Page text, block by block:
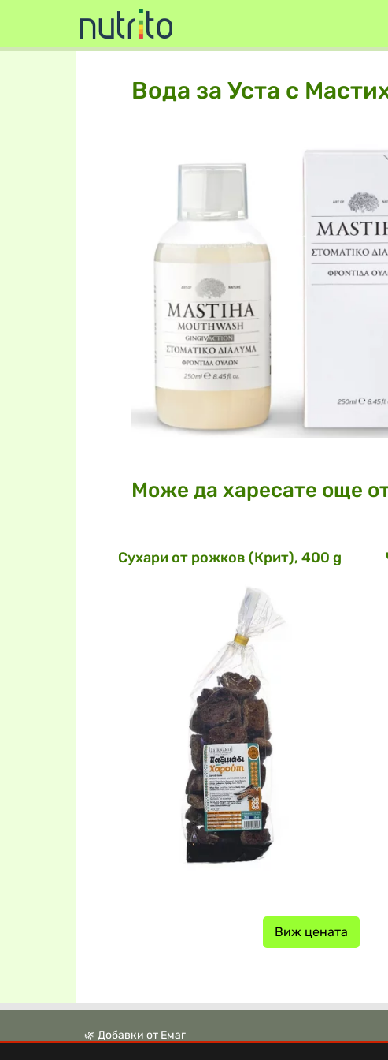
Вода за Уста с
Може да харесате още
Сухари от рожков (Крит), 400 g
Виж цената
🌿 Добавки от Емаг